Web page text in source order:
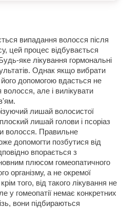
випадання волосся після
цей процес відбувається
яке лікування гормональні
Однак якщо вибрати
допомогою вдасться не
але і вилікувати
лишай волосистої
лишай голови і псоріаз
волосся. Правильне
допомогти позбутися від
впорається з
плюсом гомеопатичного
організму, а не окремої
того, від такого лікування не
у гомеопатії немає конкретних
вони підбираються